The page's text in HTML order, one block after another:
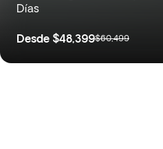
Días
Desde $48,399$60,499